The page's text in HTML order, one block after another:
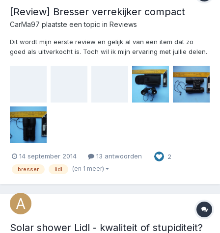
[Review] Bresser verrekijker compact
CarMa97 plaatste een topic in Reviews
Dit wordt mijn eerste review en gelijk al van een item dat zo
goed als uitverkocht is. Toch wil ik mijn ervaring met jullie delen.
Compact Design, ideaal voor wandelingen en uitstapjes 
14 september 2014 13 antwoorden 2
bresser lidl (en 1 meer)
Solar shower Lidl - kwaliteit of stupiditeit?